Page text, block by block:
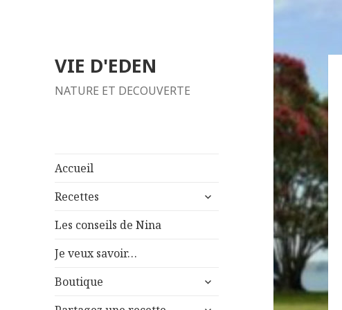
VIE D'EDEN
NATURE ET DECOUVERTE
Accueil
Recettes
ouvrir
Les conseils de Nina
Je veux savoir…
Boutique
ouvrir
ouvrir